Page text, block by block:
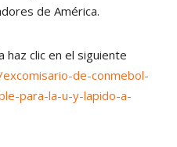
de América.
clic en el siguiente
de-conmebol-
para-la-u-y-lapido-a-